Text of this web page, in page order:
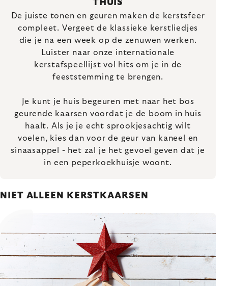
THUIS
De juiste tonen en geuren maken de kerstsfeer
compleet. Vergeet de klassieke kerstliedjes
die je na een week op de zenuwen werken.
Luister naar onze internationale
kerstafspeellijst vol hits om je in de
feeststemming te brengen.
Je kunt je huis begeuren met naar het bos
geurende kaarsen voordat je de boom in huis
haalt. Als je je echt sprookjesachtig wilt
voelen, kies dan voor de geur van kaneel en
sinaasappel - het zal je het gevoel geven dat je
in een peperkoekhuisje woont.
NIET ALLEEN KERSTKAARSEN